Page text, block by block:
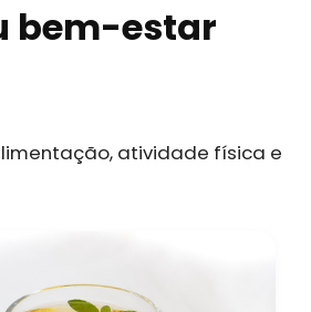
bem-estar
atividade física e